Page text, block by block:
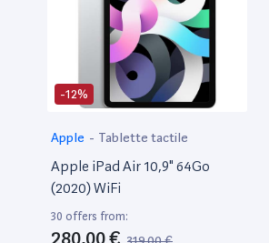
-12%
Apple - Tablette tactile
Apple iPad Air 10,9" 64Go
(2020) WiFi
30 offers from:
280,00 € 319,00 €